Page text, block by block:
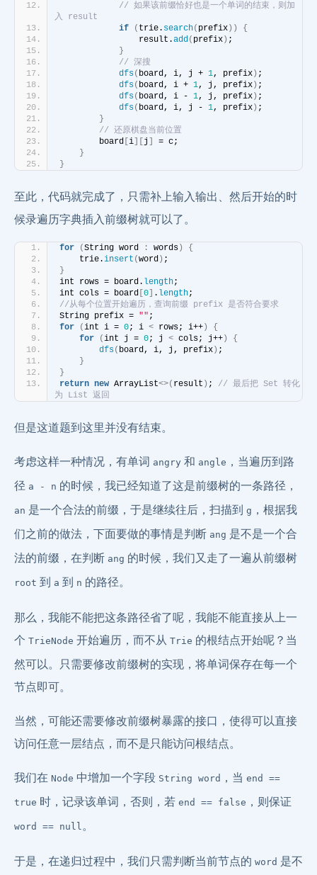
// 如果该前缀恰好也是一个单词的结束，则加
入 result
if
( trie. search( prefix ))
{
                result.
add( prefix ) ;
}
// 深搜
dfs( board, i, j + 1, prefix ) ;
dfs( board, i + 1, j, prefix ) ;
dfs( board, i - 1, j, prefix ) ;
dfs( board, i, j - 1, prefix ) ;
}
// 还原棋盘当前位置
        board
i j
= c;
}
}
至此，代码就完成了，只需补上输入输出、然后开始的时
候录遍历字典插入前缀树就可以了。
for (String word : words )
{
    trie.
insert (word ) ;
}
int rows = board. length;
int cols = board 0 . length;
//从每个位置开始遍历，查询前缀 prefix 是否符合要求
String prefix = "" ;
for
(int i = 0; i < rows; i++ )
{
for
(int j = 0; j < cols; j++ )
{
dfs( board, i, j, prefix ) ;
}
}
return new ArrayList<>( result ) ; // 最后把 Set 转化
为 List 返回
但是这道题到这里并没有结束。
考虑这样一种情况，有单词 angry 和 angle ，当遍历到路
径 a - n 的时候，我已经知道了这是前缀树的一条路径，
an 是一个合法的前缀，于是继续往后，扫描到 g ，根据我
们之前的做法，下面要做的事情是判断 ang 是不是一个合
法的前缀，在判断 ang 的时候，我们又走了一遍从前缀树
root 到 a 到 n 的路径。
那么，我能不能把这条路径省了呢，我能不能直接从上一
个 TrieNode 开始遍历，而不从 Trie 的根结点开始呢？当
然可以。只需要修改前缀树的实现，将单词保存在每一个
节点即可。
当然，可能还需要修改前缀树暴露的接口，使得可以直接
访问任意一层结点，而不是只能访问根结点。
我们在 Node 中增加一个字段 String word ，当 end ==
true 时，记录该单词，否则，若 end == false ，则保证
word == null。
于是，在递归过程中，我们只需判断当前节点的 word 是不